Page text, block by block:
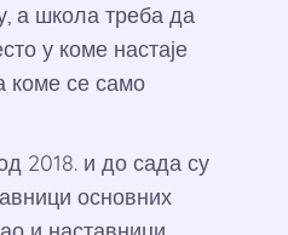
а школа треба да
у коме настаје
коме се само
2018. и до сада су
основних